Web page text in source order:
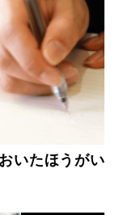
いたほうがい